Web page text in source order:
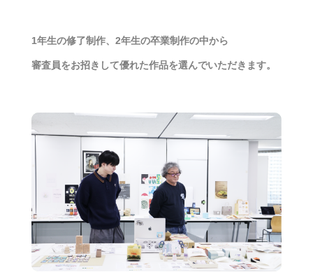
1年生の修了制作、2年生の卒業制作の中から
審査員をお招きして優れた作品を選んでいただきます。